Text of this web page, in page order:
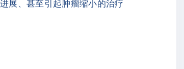
展、甚至引起肿瘤缩小的治疗